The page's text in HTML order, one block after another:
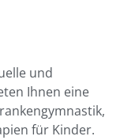
und
Ihnen eine
für Kinder.